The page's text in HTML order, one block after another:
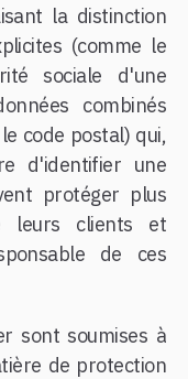
la distinction
(comme le
sociale d'une
combinés
code postal) qui,
d'identifier une
protéger plus
leurs clients et
de ces
sont soumises à
de protection